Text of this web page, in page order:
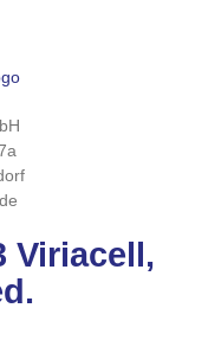
Viriacell,